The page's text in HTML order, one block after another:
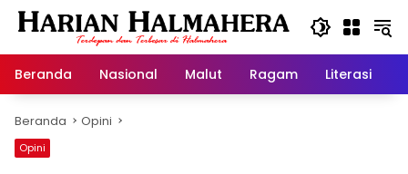
Langsung
Beranda
Nasional Malut Ragam Literasi
Beranda Opini
Opini